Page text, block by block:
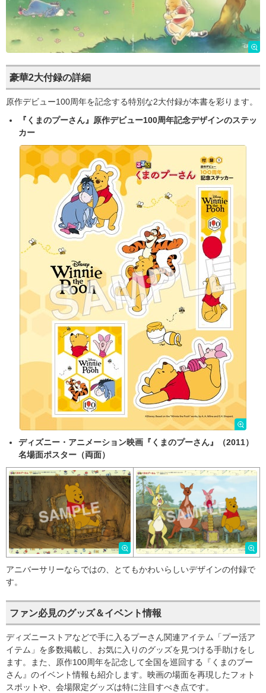
豪華2大付録の詳細
原作デビュー100周年を記念する特別な2大付録が本書を彩ります。
『くまのプーさん』原作デビュー100周年記念デザインのステッ
カー
ディズニー・アニメーション映画『くまのプーさん』（2011）
名場面ポスター（両面）
アニバーサリーならではの、とてもかわいらしいデザインの付録で
す。
ファン必見のグッズ＆イベント情報
ディズニーストアなどで手に入るプーさん関連アイテム「プー活ア
イテム」を多数掲載し、お気に入りのグッズを見つける手助けをし
ます。また、原作100周年を記念して全国を巡回する『くまのプー
さん』のイベント情報も紹介します。映画の場面を再現したフォト
スポットや、会場限定グッズは特に注目すべき点です。